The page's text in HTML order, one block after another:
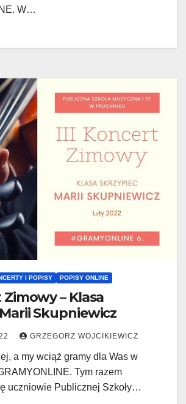
W…
I POPISY POPISY ONLINE
– Klasa
Skupniewicz
GRZEGORZ WOJCIKIEWICZ
a my wciąż gramy dla Was w
Tym razem
uczniowie Publicznej Szkoły…